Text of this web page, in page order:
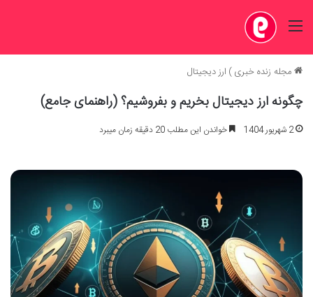
منو
مجله زنده خبری) ارز دیجیتال
چگونه ارز دیجیتال بخریم و بفروشیم؟ (راهنمای جامع)
2 شهریور 1404 خواندن این مطلب 20 دقیقه زمان میبرد